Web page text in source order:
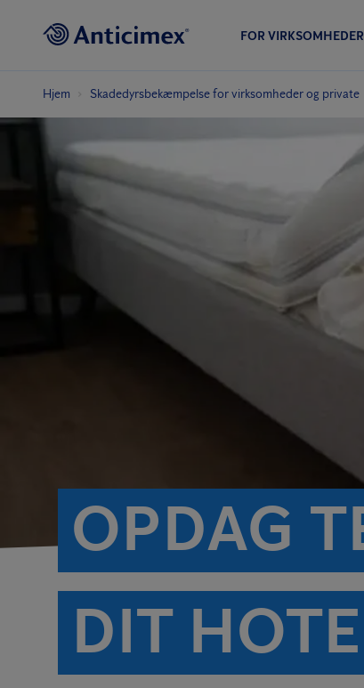
FOR VIRKSOMHEDER
Hjem Skadedyrs­bekæmpelse for virksomheder og private
OPDAG
DIT